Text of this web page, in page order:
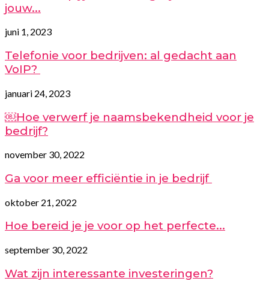
jouw...
juni 1, 2023
Telefonie voor bedrijven: al gedacht aan
VoIP?
januari 24, 2023
￼Hoe verwerf je naamsbekendheid voor je
bedrijf?
november 30, 2022
Ga voor meer efficiëntie in je bedrijf
oktober 21, 2022
Hoe bereid je je voor op het perfecte...
september 30, 2022
Wat zijn interessante investeringen?